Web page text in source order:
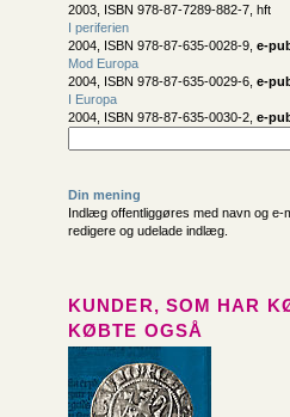
2003, ISBN 978-87-7289-882-7, hft
I periferien
2004, ISBN 978-87-635-0028-9, e-
Mod Europa
2004, ISBN 978-87-635-0029-6, e-
I Europa
2004, ISBN 978-87-635-0030-2, e-
Din mening
Indlæg offentliggøres med navn og e-
redigere og udelade indlæg.
KUNDER, SOM HAR
KØBTE OGSÅ